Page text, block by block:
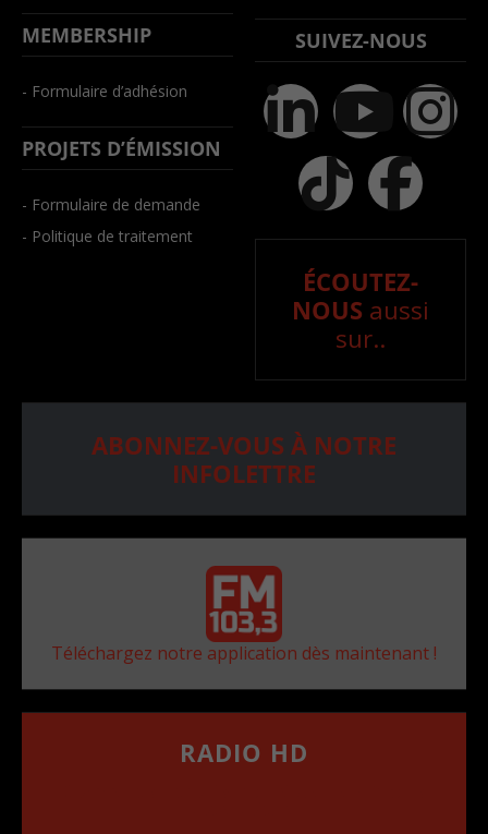
MEMBERSHIP
- Formulaire d’adhésion
PROJETS D’ÉMISSION
- Formulaire de demande
- Politique de traitement
SUIVEZ-NOUS
ÉCOUTEZ-
NOUS aussi
sur..
ABONNEZ-VOUS À NOTRE
INFOLETTRE
Téléchargez notre application dès maintenant !
RADIO HD